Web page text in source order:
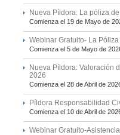
Nueva Píldora: La póliza
Comienza el 19 de Mayo de
Webinar Gratuito- La
Comienza el 5 de Mayo de
Nueva Píldora: Valoración
2026
Comienza el 28 de Abril de
Píldora Responsabilidad
Comienza el 10 de Abril de
Webinar Gratuito-